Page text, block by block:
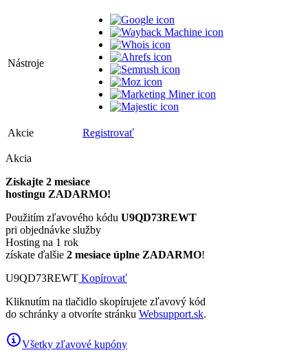
Nástroje
Akcie Registrovať
Akcia
Získajte 2 mesiace
hostingu ZADARMO!
Použitím zľavového kódu U9QD73REWT
pri objednávke služby
Hosting na 1 rok
získate ďalšie 2 mesiace úplne ZADARMO!
U9QD73REWT Kopírovať
Kliknutím na tlačidlo skopírujete zľavový kód
do schránky a otvoríte stránku Websupport.sk.
Všetky zľavové kupóny